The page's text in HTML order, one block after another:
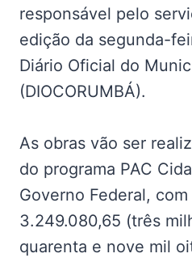
responsável pelo
edição da segunda-
Diário Oficial do
(DIOCORUMBÁ).
As obras vão ser
do programa PAC
Governo Federal,
3.249.080,65 (três
quarenta e nove mil